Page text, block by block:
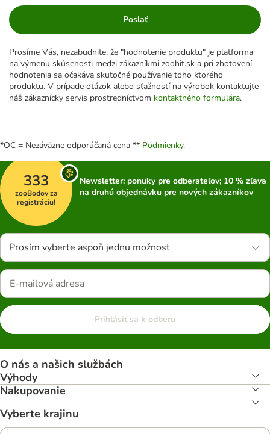
Poslať
Prosíme Vás, nezabudnite, že "hodnotenie produktu" je platforma
na výmenu skúsenosti medzi zákazníkmi zoohit.sk a pri zhotovení
hodnotenia sa očakáva skutočné používanie toho ktorého
produktu. V prípade otázok alebo sťažností na výrobok kontaktujte
náš zákaznícky servis prostredníctvom kontaktného formulára.
*OC = Nezáväzne odporúčaná cena ** Podmienky.
333
zooBodov za
registráciu!
Newsletter: ponuky pre odberateľov; 10 % zľava
na druhú objednávku pre nových zákazníkov
Prosím vyberte aspoň jednu možnosť
Prihlásiť sa k odberu
O nás a našich službách
Výhody
Nakupovanie
Vyberte krajinu